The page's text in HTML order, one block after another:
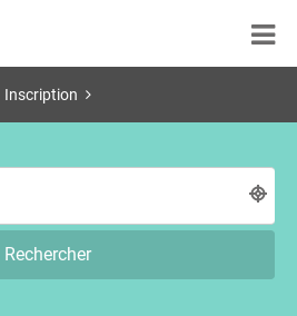
Inscription
Rechercher